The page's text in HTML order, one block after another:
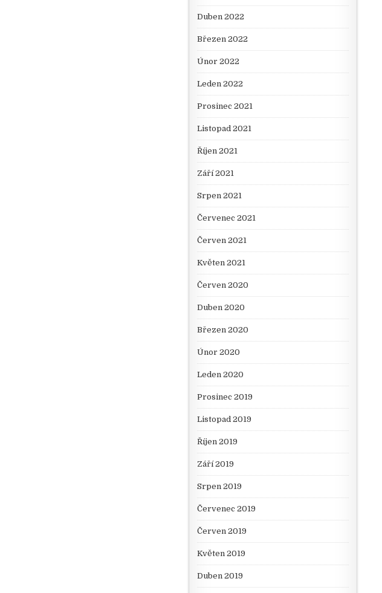
Duben 2022
Březen 2022
Únor 2022
Leden 2022
Prosinec 2021
Listopad 2021
Říjen 2021
Září 2021
Srpen 2021
Červenec 2021
Červen 2021
Květen 2021
Červen 2020
Duben 2020
Březen 2020
Únor 2020
Leden 2020
Prosinec 2019
Listopad 2019
Říjen 2019
Září 2019
Srpen 2019
Červenec 2019
Červen 2019
Květen 2019
Duben 2019